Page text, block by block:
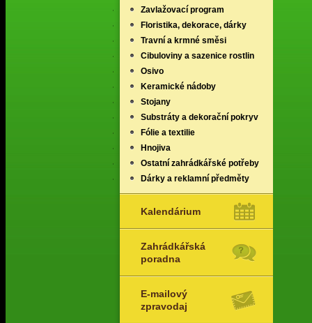
Zavlažovací program
Floristika, dekorace, dárky
Travní a krmné směsi
Cibuloviny a sazenice rostlin
Osivo
Keramické nádoby
Stojany
Substráty a dekorační pokryv
Fólie a textilie
Hnojiva
Ostatní zahrádkářské potřeby
Dárky a reklamní předměty
Kalendárium
Zahrádkářská
poradna
E-mailový
zpravodaj